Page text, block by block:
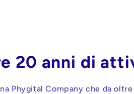
20 anni di
Phygital Company che da